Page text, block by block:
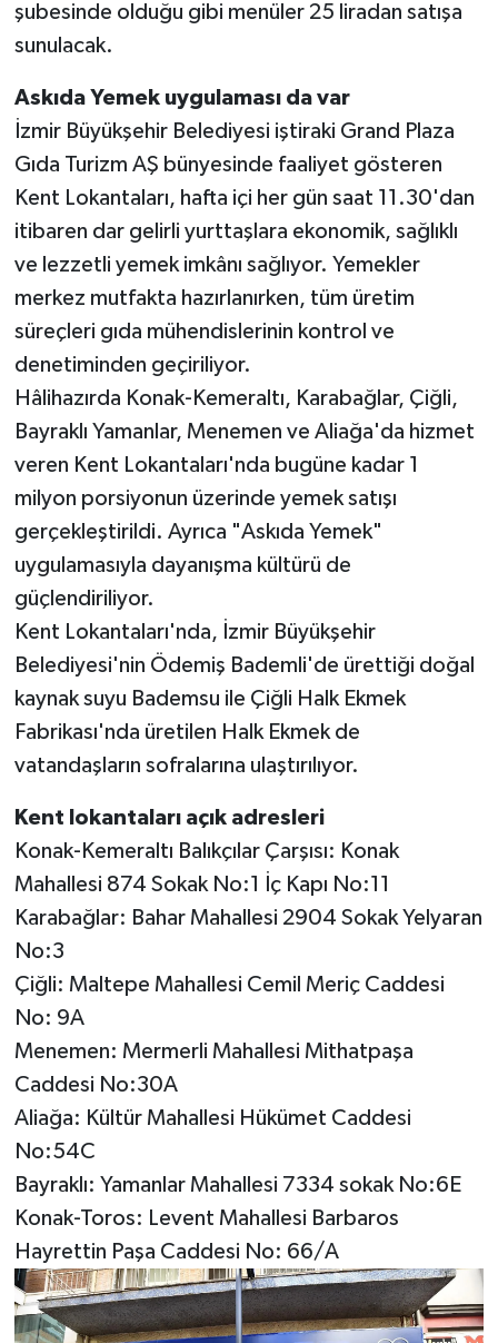
şubesinde olduğu gibi menüler 25 liradan satışa
sunulacak.
Askıda Yemek uygulaması da var
İzmir Büyükşehir Belediyesi iştiraki Grand Plaza
Gıda Turizm AŞ bünyesinde faaliyet gösteren
Kent Lokantaları, hafta içi her gün saat 11.30'dan
itibaren dar gelirli yurttaşlara ekonomik, sağlıklı
ve lezzetli yemek imkânı sağlıyor. Yemekler
merkez mutfakta hazırlanırken, tüm üretim
süreçleri gıda mühendislerinin kontrol ve
denetiminden geçiriliyor.
Hâlihazırda Konak-Kemeraltı, Karabağlar, Çiğli,
Bayraklı Yamanlar, Menemen ve Aliağa'da hizmet
veren Kent Lokantaları'nda bugüne kadar 1
milyon porsiyonun üzerinde yemek satışı
gerçekleştirildi. Ayrıca "Askıda Yemek"
uygulamasıyla dayanışma kültürü de
güçlendiriliyor.
Kent Lokantaları'nda, İzmir Büyükşehir
Belediyesi'nin Ödemiş Bademli'de ürettiği doğal
kaynak suyu Bademsu ile Çiğli Halk Ekmek
Fabrikası'nda üretilen Halk Ekmek de
vatandaşların sofralarına ulaştırılıyor.
Kent lokantaları açık adresleri
Konak-Kemeraltı Balıkçılar Çarşısı: Konak
Mahallesi 874 Sokak No:1 İç Kapı No:11
Karabağlar: Bahar Mahallesi 2904 Sokak Yelyaran
No:3
Çiğli: Maltepe Mahallesi Cemil Meriç Caddesi
No: 9A
Menemen: Mermerli Mahallesi Mithatpaşa
Caddesi No:30A
Aliağa: Kültür Mahallesi Hükümet Caddesi
No:54C
Bayraklı: Yamanlar Mahallesi 7334 sokak No:6E
Konak-Toros: Levent Mahallesi Barbaros
Hayrettin Paşa Caddesi No: 66/A